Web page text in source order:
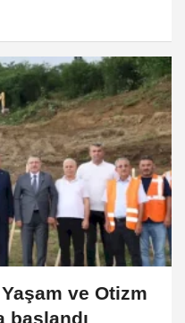
ve Otizm
başlandı